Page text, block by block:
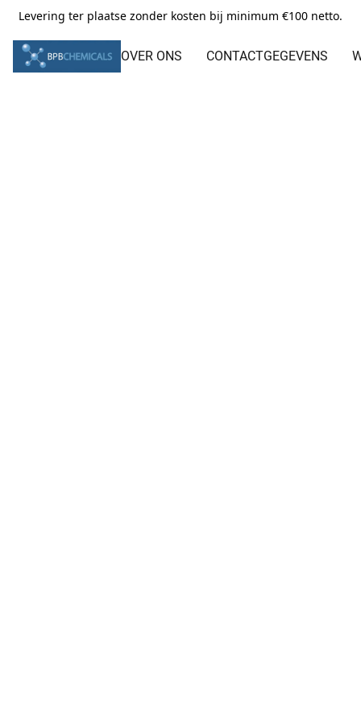
Levering ter plaatse zonder kosten bij minimum €100 netto.
OVER ONS CONTACTGEGEVENS